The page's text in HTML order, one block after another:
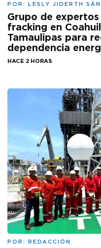
POR: LESLY JIDERTH
Grupo de
fracking en
Tamaulipas para
dependencia
HACE 2 HORAS
POR: REDACCIÓN